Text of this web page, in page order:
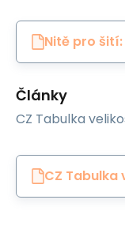
Nitě pro
Články
CZ Tabulka
CZ